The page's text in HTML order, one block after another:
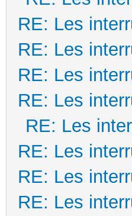
RE: Les
RE: Les
RE: Les
RE: Les
RE: Les
RE: Les
RE: Les
RE: Les